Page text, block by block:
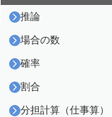
推論
場合の数
確率
割合
分担計算（仕事算）